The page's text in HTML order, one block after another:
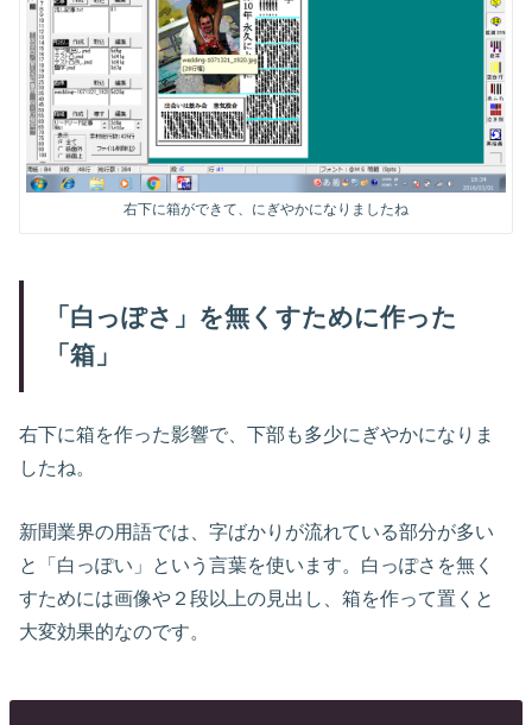
右下に箱ができて、にぎやかになりましたね
「白っぽさ」を無くすために作った
「箱」
右下に箱を作った影響で、下部も多少にぎやかになりま
したね。
新聞業界の用語では、字ばかりが流れている部分が多い
と「白っぽい」という言葉を使います。白っぽさを無く
すためには画像や２段以上の見出し、箱を作って置くと
大変効果的なのです。